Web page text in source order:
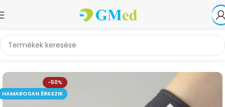
Kezdőlap Akciók
-50%
HAMAROSAN ÉRKEZIK